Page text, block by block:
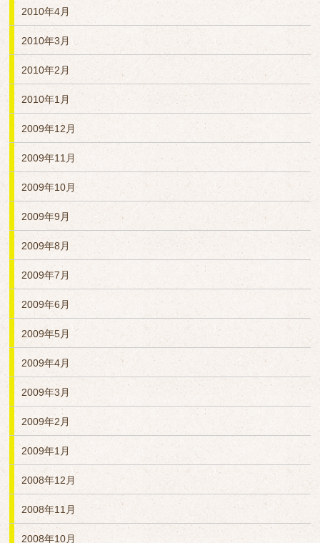
2010年4月
2010年3月
2010年2月
2010年1月
2009年12月
2009年11月
2009年10月
2009年9月
2009年8月
2009年7月
2009年6月
2009年5月
2009年4月
2009年3月
2009年2月
2009年1月
2008年12月
2008年11月
2008年10月